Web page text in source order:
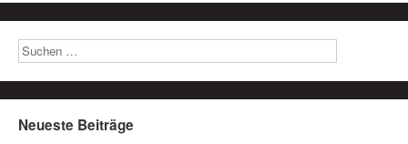
Neueste Beiträge